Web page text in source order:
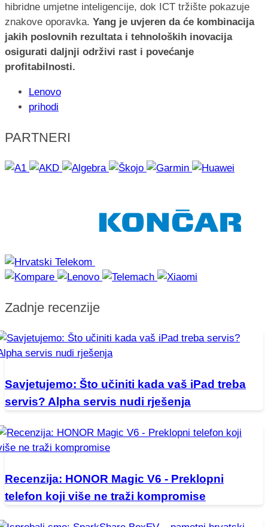
hibridne umjetne inteligencije, dok ICT tržište pokazuje
znakove oporavka. Yang je uvjeren da će kombinacija
jakih poslovnih rezultata i tehnoloških inovacija
osigurati daljnji održivi rast i povećanje
profitabilnosti.
Lenovo
prihodi
PARTNERI
Zadnje recenzije
Savjetujemo: Što učiniti kada vaš iPad treba
servis? Alpha servis nudi rješenja
Recenzija: HONOR Magic V6 - Preklopni
telefon koji više ne traži kompromise